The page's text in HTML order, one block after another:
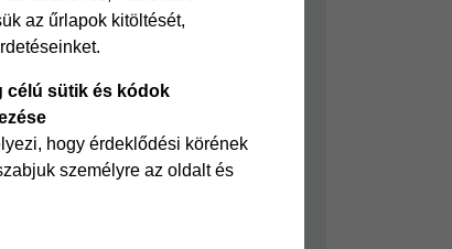
az űrlapok kitöltését,
célú sütik és kódok
hogy érdeklődési körének
személyre az oldalt és
Cofidis Bank a Zöldebb
Környezetért
Cofidis Bank a Zöldebb
Biztonságos pénzügyek